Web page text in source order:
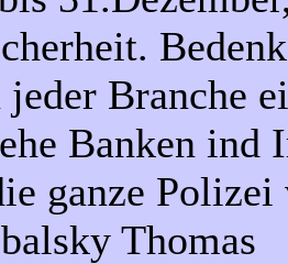
Branche
Banken
ganze
Thomas